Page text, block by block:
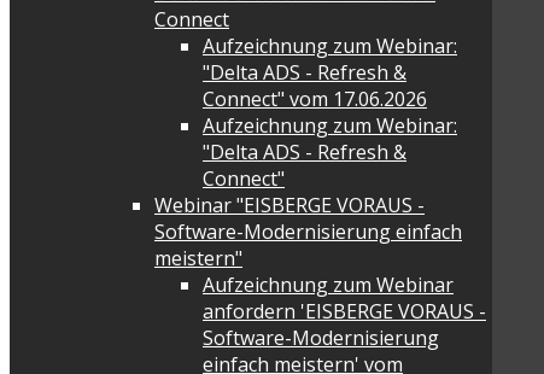
Connect
Aufzeichnung zum Webinar:
"Delta ADS - Refresh &
Connect" vom 17.06.2026
Aufzeichnung zum Webinar:
"Delta ADS - Refresh &
Connect"
Webinar "EISBERGE VORAUS -
Software-Modernisierung einfach
meistern"
Aufzeichnung zum Webinar
anfordern 'EISBERGE VORAUS -
Software-Modernisierung
einfach meistern' vom